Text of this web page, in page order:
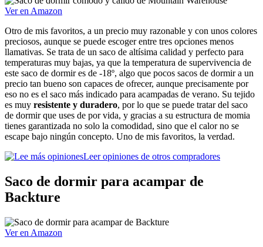
Ver en Amazon
Otro de mis favoritos, a un precio muy razonable y con unos colores
preciosos, aunque se puede escoger entre tres opciones menos
llamativas. Se trata de un saco de altísima calidad y perfecto para
temperaturas muy bajas, ya que la temperatura de supervivencia de
este saco de dormir es de -18º, algo que pocos sacos de dormir a un
precio tan bueno son capaces de ofrecer, aunque precisamente por
eso no es el saco más indicado para acampadas de verano. Su tejido
es muy resistente y duradero, por lo que se puede tratar del saco
de dormir que uses de por vida, y gracias a su estructura de momia
tienes garantizada no solo la comodidad, sino que el calor no se
escape bajo ningún concepto. Uno de mis favoritos, la verdad.
Leer opiniones de otros compradores
Saco de dormir para acampar de
Backture
Ver en Amazon